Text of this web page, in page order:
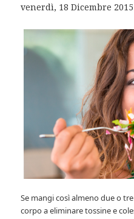
venerdì, 18 Dicembre 2015
Se mangi così almeno due o
corpo a eliminare tossine e